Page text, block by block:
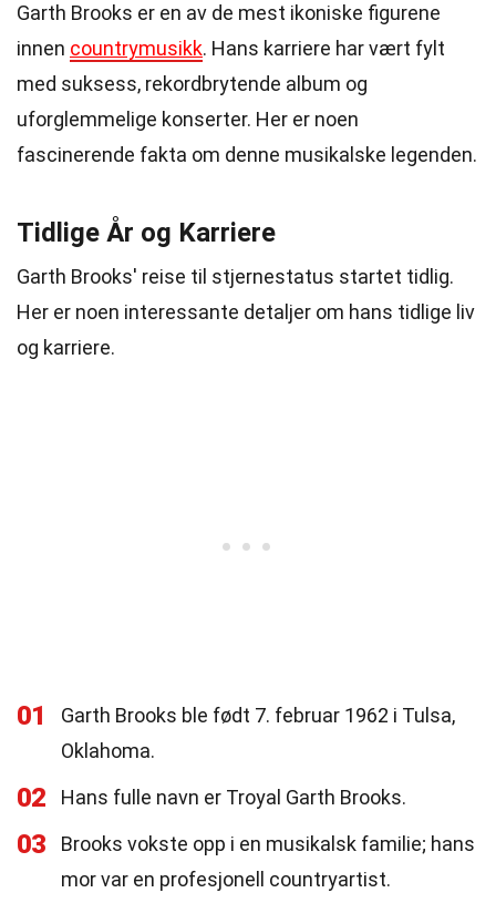
Garth Brooks er en av de mest ikoniske figurene
innen countrymusikk. Hans karriere har vært fylt
med suksess, rekordbrytende album og
uforglemmelige konserter. Her er noen
fascinerende fakta om denne musikalske legenden.
Tidlige År og Karriere
Garth Brooks' reise til stjernestatus startet tidlig.
Her er noen interessante detaljer om hans tidlige liv
og karriere.
01
Garth Brooks ble født 7. februar 1962 i Tulsa,
Oklahoma.
02 Hans fulle navn er Troyal Garth Brooks.
03
Brooks vokste opp i en musikalsk familie; hans
mor var en profesjonell countryartist.